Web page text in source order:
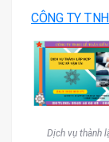
CÔNG TY
Dịch vụ thành